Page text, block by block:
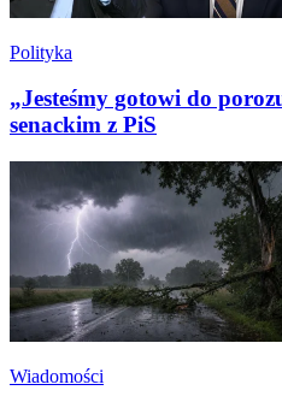
Polityka
„Jesteśmy gotowi do
senackim z PiS
Wiadomości